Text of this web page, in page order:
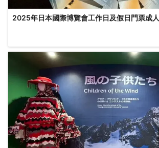
2025年日本國際博覽會工作日及假日門票成人